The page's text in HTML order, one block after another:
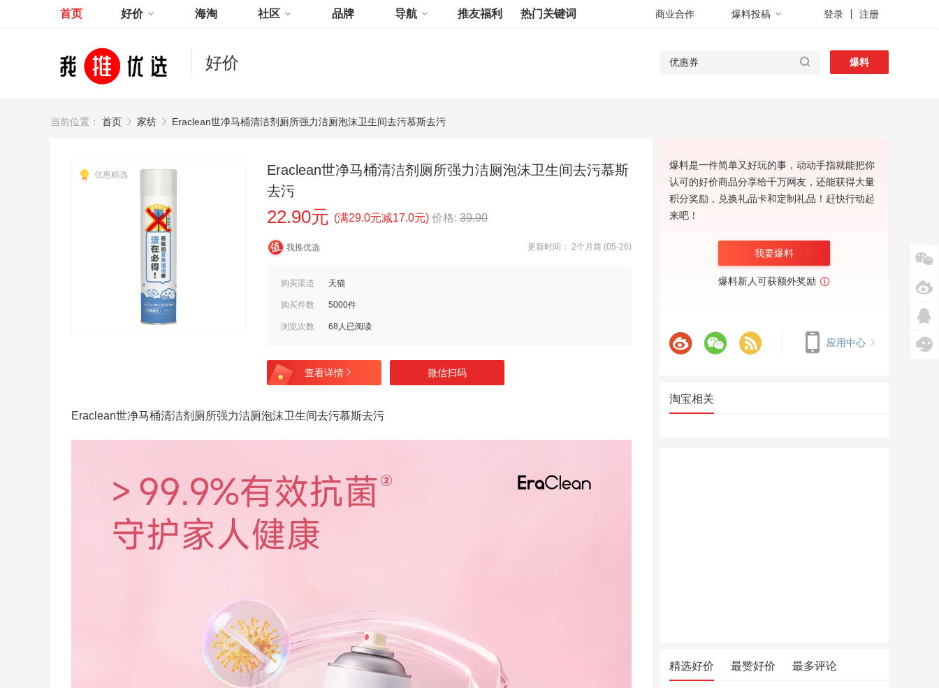
首页 好价 海淘 社区 品牌 导航 推友福利 热门关键词 商业合作 爆料投稿 登录 注册
好价 爆料
当前位置： 首页 家纺 Eraclean世净马桶清洁剂厕所强力洁厕泡沫卫生间去污慕斯去污
优惠精选
Eraclean世净马桶清洁剂厕所强力洁厕泡沫卫生间去污慕斯
去污
22.90元 (满29.0元减17.0元) 价格: 39.90
我推优选 更新时间： 2个月前 (05-26)
购买渠道 天猫
购买件数 5000件
浏览次数 68人已阅读
查看详情 微信扫码
Eraclean世净马桶清洁剂厕所强力洁厕泡沫卫生间去污慕斯去污
爆料是一件简单又好玩的事，动动手指就能把你
认可的好价商品分享给千万网友，还能获得大量
积分奖励，兑换礼品卡和定制礼品！赶快行动起
来吧！
我要爆料
爆料新人可获额外奖励
应用中心
淘宝相关
精选好价 最赞好价 最多评论